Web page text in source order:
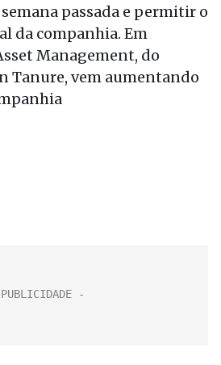
passada e permitir o
da companhia. Em
Management, do
Tanure, vem aumentando